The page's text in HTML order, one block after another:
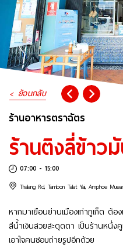
ย้อนกลับ
ร้านอาหารตราฉัตร
ร้านติงลี่ข้าว
07:00 - 15:00
Thalang Rd, Tambon Talat Yai, Amphoe
หากมาเยือนย่านเมืองเก่าภูเก็ต ต้
สีน้ำเงินสวยสะดุดตา เป็นร้านหนึ่
เอาใจคนชอบถ่ายรูปอีกด้วย